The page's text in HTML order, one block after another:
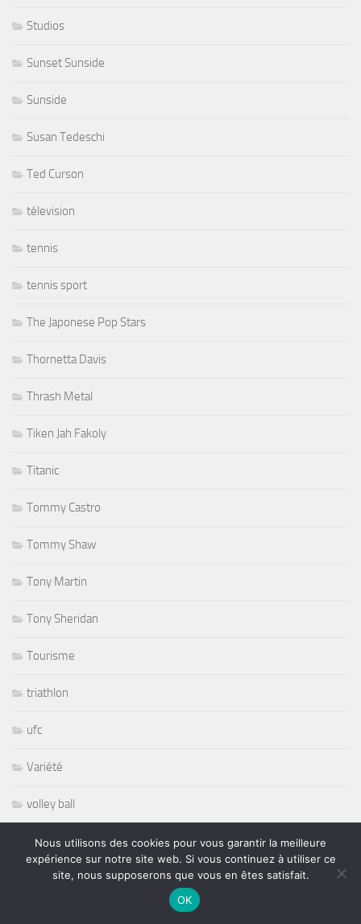
Studios
Sunset Sunside
Sunside
Susan Tedeschi
Ted Curson
télevision
tennis
tennis sport
The Japonese Pop Stars
Thornetta Davis
Thrash Metal
Tiken Jah Fakoly
Titanic
Tommy Castro
Tommy Shaw
Tony Martin
Tony Sheridan
Tourisme
triathlon
ufc
Variété
volley ball
Whisbone Ash
Whitesnake
Nous utilisons des cookies pour vous garantir la meilleure
expérience sur notre site web. Si vous continuez à utiliser ce
site, nous supposerons que vous en êtes satisfait.
OK